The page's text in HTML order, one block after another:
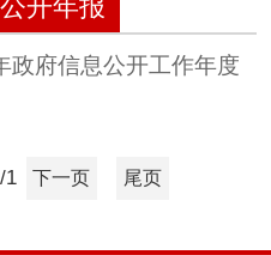
开年报
政府信息公开工作年度
/1 下一页 尾页